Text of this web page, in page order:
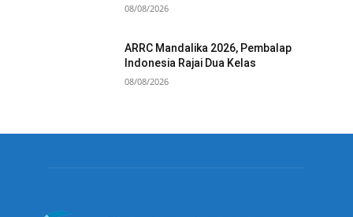
08/08/2026
ARRC Mandalika 2026, Pembalap
Indonesia Rajai Dua Kelas
08/08/2026